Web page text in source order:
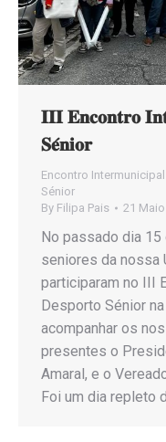
𝐈𝐈𝐈 𝐄𝐧𝐜𝐨𝐧𝐭𝐫𝐨
𝐒𝐞́𝐧𝐢𝐨𝐫
Encontro
Sénior
By Filipa Pais 21
No passado dia 15
seniores da nossa
participaram no III
Desporto Sénior
acompanhar os
presentes o
Amaral, e o
Foi um dia repleto